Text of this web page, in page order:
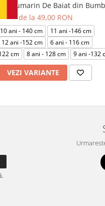
Bleumarin De Baiat din
de la 49,00 RON
10 ani - 140 cm
11 ani -146 cm
12 ani -152 cm
6 ani - 116 cm
cm
8 ani - 128 cm 9 ani -132
VEZI VARIANTE